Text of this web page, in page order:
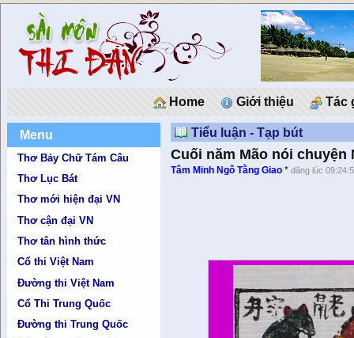
Home Giới thiệu Tác
Menu
Thơ Bảy Chữ Tám Câu
Thơ Lục Bát
Thơ mới hiện đại VN
Thơ cận đại VN
Thơ tân hình thức
Cổ thi Việt Nam
Đường thi Việt Nam
Cổ Thi Trung Quốc
Đường thi Trung Quốc
Tiểu luận - Tạp bút
Cuối năm Mão nói chuyện
Tâm Minh Ngô Tằng Giao *đăng lúc